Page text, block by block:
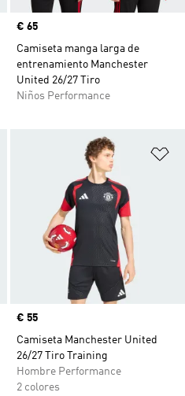
Precio
€ 65
Camiseta manga larga de
entrenamiento Manchester
United 26/27 Tiro
Niños Performance
Añadir a la lista de deseos
Precio
€ 55
Camiseta Manchester United
26/27 Tiro Training
Hombre Performance
2 colores